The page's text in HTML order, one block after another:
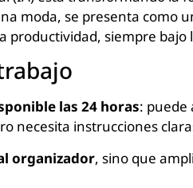
moda, se presenta como
siempre bajo
las 24 horas: puede
necesita instrucciones
organizador, sino que